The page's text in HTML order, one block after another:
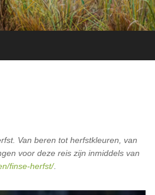
Van beren tot herfstkleuren, van
voor deze reis zijn inmiddels van
finse-herfst/.